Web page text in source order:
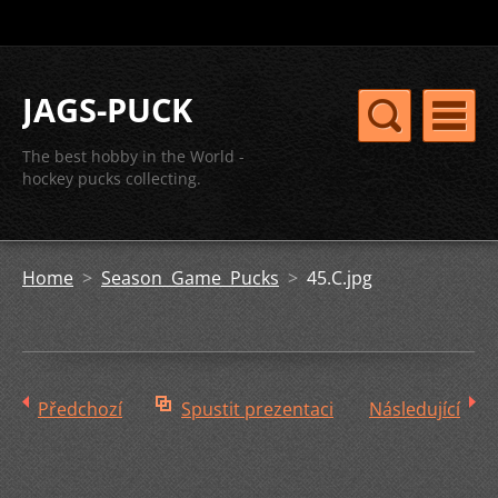
JAGS-PUCK
The best hobby in the World -
hockey pucks collecting.
Home > Season Game Pucks > 45.C.jpg
Předchozí Spustit prezentaci Následující